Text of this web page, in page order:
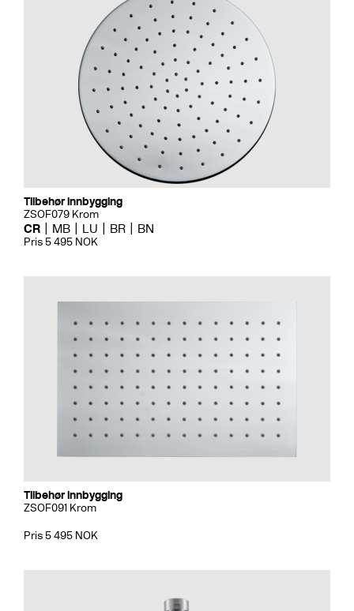
Tilbehør innbygging
ZSOF079 Krom
CR MB LU BR BN
Pris 5 495 NOK
Tilbehør innbygging
ZSOF091 Krom
Pris 5 495 NOK